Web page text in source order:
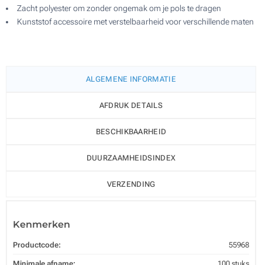
Zacht polyester om zonder ongemak om je pols te dragen
Kunststof accessoire met verstelbaarheid voor verschillende maten
ALGEMENE INFORMATIE
AFDRUK DETAILS
BESCHIKBAARHEID
DUURZAAMHEIDSINDEX
VERZENDING
Kenmerken
Productcode: 55968